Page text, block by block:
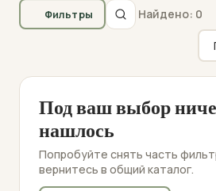
Фильтры Найдено: 0
Под ваш выбор
нашлось
Попробуйте снять часть
вернитесь в общий каталог.